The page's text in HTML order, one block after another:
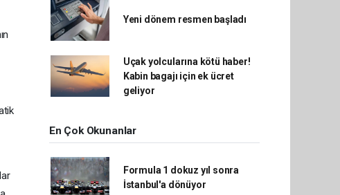
Yeni dönem resmen başladı
Uçak yolcularına kötü haber!
Kabin bagajı için ek ücret
geliyor
En Çok Okunanlar
Formula 1 dokuz yıl sonra
İstanbul'a dönüyor